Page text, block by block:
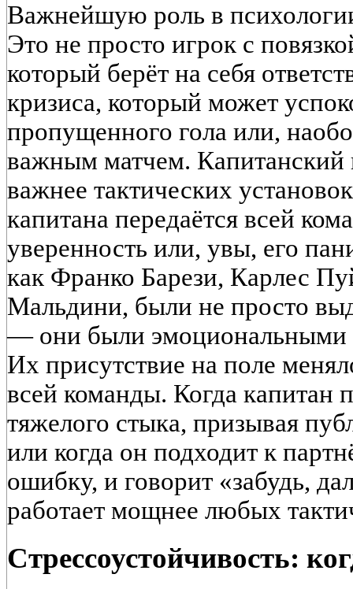
Важнейшую роль в
Это не просто игрок с
который берёт на себя
кризиса, который может
пропущенного гола или,
важным матчем. Капитанский
важнее тактических
капитана передаётся всей
уверенность или, увы, его
как Франко Барези, Карлес
Мальдини, были не просто
— они были эмоциональными
Их присутствие на поле
всей команды. Когда капитан
тяжелого стыка, призывая
или когда он подходит к
ошибку, и говорит «забудь,
работает мощнее любых
Стрессоустойчивость: